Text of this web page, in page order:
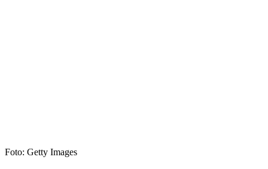
Foto: Getty Images